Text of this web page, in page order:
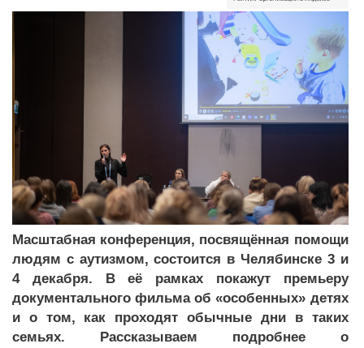
Масштабная конференция, посвящённая помощи
людям с аутизмом, состоится в Челябинске 3 и
4 декабря. В её рамках покажут премьеру
документального фильма об «особенных» детях
и о том, как проходят обычные дни в таких
семьях. Рассказываем подробнее о